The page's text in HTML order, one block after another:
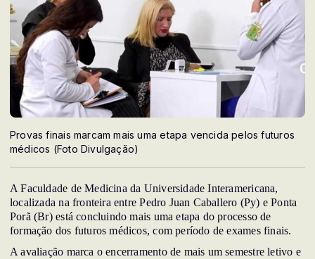
Provas finais marcam mais uma etapa vencida pelos futuros
médicos (Foto Divulgação)
A Faculdade de Medicina da Universidade Interamericana,
localizada na fronteira entre Pedro Juan Caballero (Py) e Ponta
Porã (Br) está concluindo mais uma etapa do processo de
formação dos futuros médicos, com período de exames finais.
A avaliação marca o encerramento de mais um semestre letivo e